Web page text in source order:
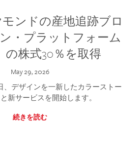
ンドの産地追跡ブロ
・プラットフォーム
の株式30％を取得
May 29, 2026
、デザインを一新したカラーストー
新サービスを開始します。
続きを読む